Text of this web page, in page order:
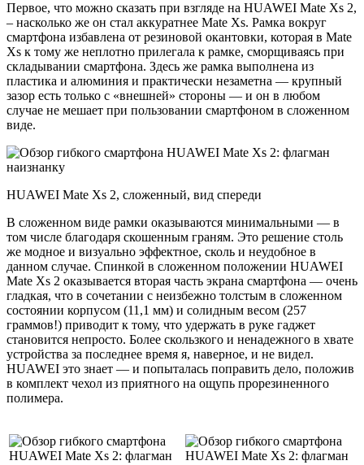
Первое, что можно сказать при взгляде на HUAWEI Mate Xs 2,
– насколько же он стал аккуратнее Mate Xs. Рамка вокруг
смартфона избавлена от резиновой окантовки, которая в Mate
Xs к тому же неплотно прилегала к рамке, сморщиваясь при
складывании смартфона. Здесь же рамка выполнена из
пластика и алюминия и практически незаметна — крупный
зазор есть только с «внешней» стороны — и он в любом
случае не мешает при пользовании смартфоном в сложенном
виде.
HUAWEI Mate Xs 2, сложенный, вид спереди
В сложенном виде рамки оказываются минимальными — в
том числе благодаря скошенным граням. Это решение столь
же модное и визуально эффектное, сколь и неудобное в
данном случае. Спинкой в сложенном положении HUAWEI
Mate Xs 2 оказывается вторая часть экрана смартфона — очень
гладкая, что в сочетании с неизбежно толстым в сложенном
состоянии корпусом (11,1 мм) и солидным весом (257
граммов!) приводит к тому, что удержать в руке гаджет
становится непросто. Более скользкого и ненадежного в хвате
устройства за последнее время я, наверное, и не видел.
HUAWEI это знает — и попыталась поправить дело, положив
в комплект чехол из приятного на ощупь прорезиненного
полимера.